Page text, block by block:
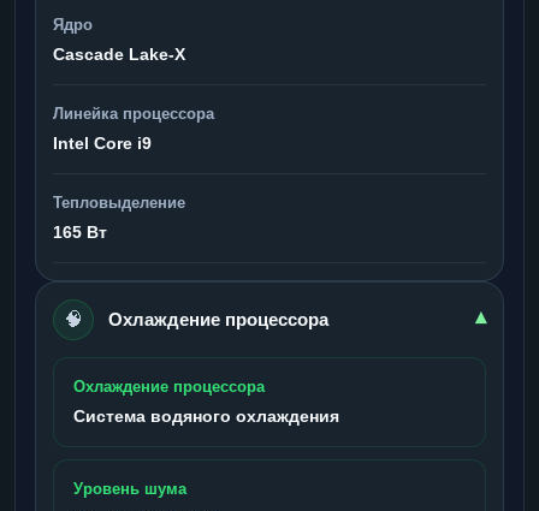
Ядро
Cascade Lake-X
Линейка процессора
Intel Core i9
Тепловыделение
165 Вт
🧠 Охлаждение процессора ▾
Охлаждение процессора
Система водяного охлаждения
Уровень шума